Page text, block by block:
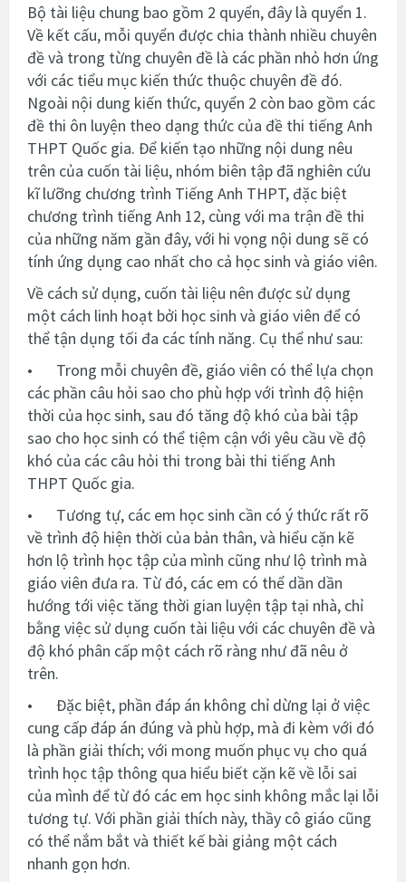
Bộ tài liệu chung bao gồm 2 quyển, đây là quyển 1.
Về kết cấu, mỗi quyển được chia thành nhiều chuyên
đề và trong từng chuyên đề là các phần nhỏ hơn ứng
với các tiểu mục kiến thức thuộc chuyên đề đó.
Ngoài nội dung kiến thức, quyển 2 còn bao gồm các
đề thi ôn luyện theo dạng thức của đề thi tiếng Anh
THPT Quốc gia. Để kiến tạo những nội dung nêu
trên của cuốn tài liệu, nhóm biên tập đã nghiên cứu
kĩ lưỡng chương trình Tiếng Anh THPT, đặc biệt
chương trình tiếng Anh 12, cùng với ma trận đề thi
của những năm gần đây, với hi vọng nội dung sẽ có
tính ứng dụng cao nhất cho cả học sinh và giáo viên.
Về cách sử dụng, cuốn tài liệu nên được sử dụng
một cách linh hoạt bởi học sinh và giáo viên để có
thể tận dụng tối đa các tính năng. Cụ thể như sau:
•
Trong mỗi chuyên đề, giáo viên có thể lựa chọn
các phần câu hỏi sao cho phù hợp với trình độ hiện
thời của học sinh, sau đó tăng độ khó của bài tập
sao cho học sinh có thể tiệm cận với yêu cầu về độ
khó của các câu hỏi thi trong bài thi tiếng Anh
THPT Quốc gia.
•
Tương tự, các em học sinh cần có ý thức rất rõ
về trình độ hiện thời của bản thân, và hiểu cặn kẽ
hơn lộ trình học tập của mình cũng như lộ trình mà
giáo viên đưa ra. Từ đó, các em có thể dần dần
hướng tới việc tăng thời gian luyện tập tại nhà, chỉ
bằng việc sử dụng cuốn tài liệu với các chuyên đề và
độ khó phân cấp một cách rõ ràng như đã nêu ở
trên.
•
Đặc biệt, phần đáp án không chỉ dừng lại ở việc
cung cấp đáp án đúng và phù hợp, mà đi kèm với đó
là phần giải thích; với mong muốn phục vụ cho quá
trình học tập thông qua hiểu biết cặn kẽ về lỗi sai
của mình để từ đó các em học sinh không mắc lại lỗi
tương tự. Với phần giải thích này, thầy cô giáo cũng
có thể nắm bắt và thiết kế bài giảng một cách
nhanh gọn hơn.